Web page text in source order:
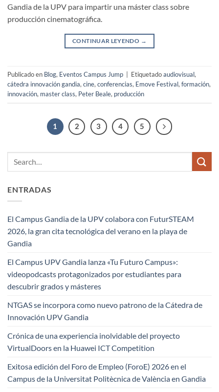
Gandia de la UPV para impartir una máster class sobre
producción cinematográfica.
CONTINUAR LEYENDO →
Publicado en Blog, Eventos Campus Jump Etiquetadoaudiovisual,
cátedra innovación gandia,cine,conferencias, Emove Festival,formación,
innovación, master class, Peter Beale, producción
1 2 3 4 5
ENTRADAS
El Campus Gandia de la UPV colabora con FuturSTEAM
2026, la gran cita tecnológica del verano en la playa de
Gandia
El Campus UPV Gandia lanza «Tu Futuro Campus»:
videopodcasts protagonizados por estudiantes para
descubrir grados y másteres
NTGAS se incorpora como nuevo patrono de la Cátedra de
Innovación UPV Gandia
Crónica de una experiencia inolvidable del proyecto
VirtualDoors en la Huawei ICT Competition
Exitosa edición del Foro de Empleo (ForoE) 2026 en el
Campus de la Universitat Politècnica de València en Gandia